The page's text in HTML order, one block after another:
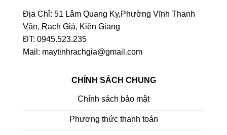
Địa Chỉ: 51 Lâm Quang Ky,Phường Vĩnh Thanh
Vân, Rạch Giá, Kiên Giang
ĐT: 0945.523.235
Mail: maytinhrachgia@gmail.com
CHÍNH SÁCH CHUNG
Chính sách bảo mật
Phương thức thanh toán